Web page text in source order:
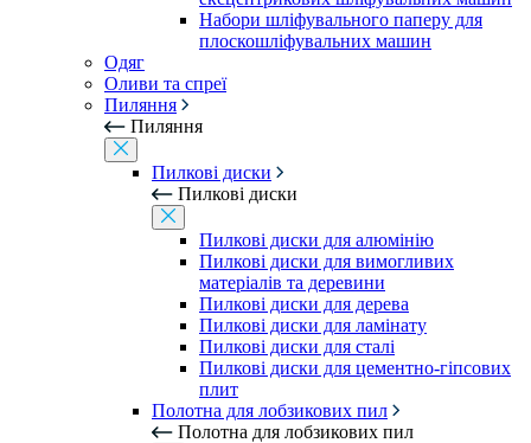
Набори шліфувального паперу для
плоскошліфувальних машин
Одяг
Оливи та спреї
Пиляння
Пиляння
Пилкові диски
Пилкові диски
Пилкові диски для алюмінію
Пилкові диски для вимогливих
матеріалів та деревини
Пилкові диски для дерева
Пилкові диски для ламінату
Пилкові диски для сталі
Пилкові диски для цементно-гіпсових
плит
Полотна для лобзикових пил
Полотна для лобзикових пил